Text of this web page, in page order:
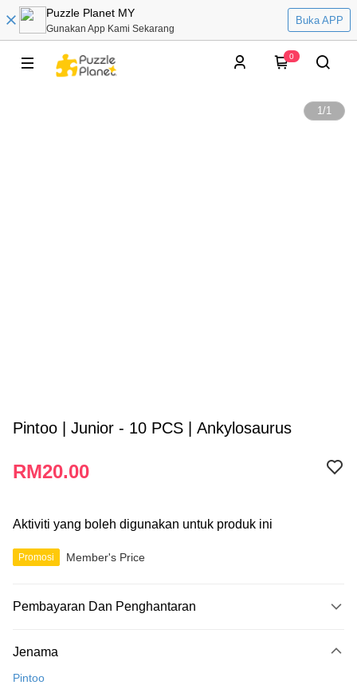
Puzzle Planet MY
Gunakan App Kami Sekarang
Buka APP
0
1/1
Pintoo | Junior - 10 PCS | Ankylosaurus
RM20.00
Aktiviti yang boleh digunakan untuk produk ini
Promosi Member's Price
Pembayaran Dan Penghantaran
Kad Kredit
Jenama
Pintoo